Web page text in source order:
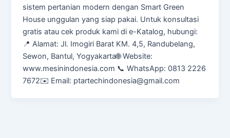
sistem pertanian modern dengan Smart Green
House unggulan yang siap pakai. Untuk konsultasi
gratis atau cek produk kami di e-Katalog, hubungi:
📍 Alamat: Jl. Imogiri Barat KM. 4,5, Randubelang,
Sewon, Bantul, Yogyakarta🌐 Website:
www.mesinindonesia.com 📞 WhatsApp: 0813 2226
7672✉️ Email: ptartechindonesia@gmail.com